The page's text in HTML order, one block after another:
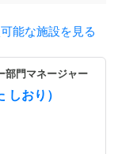
能な施設を見る
部門マネージャー
おり）